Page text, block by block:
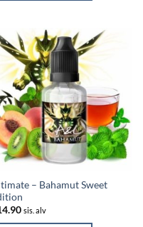
– Bahamut Sweet
sis. alv